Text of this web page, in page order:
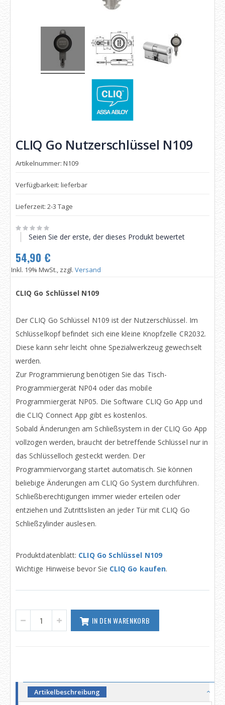
CLIQ Go Nutzerschlüssel N109
Artikelnummer: N109
Verfügbarkeit: lieferbar
Lieferzeit: 2-3 Tage
Seien Sie der erste, der dieses Produkt bewertet
54,90 €
Inkl. 19% MwSt., zzgl. Versand
CLIQ Go Schlüssel N109
Der CLIQ Go Schlüssel N109 ist der Nutzerschlüssel. Im
Schlüsselkopf befindet sich eine kleine Knopfzelle CR2032.
Diese kann sehr leicht ohne Spezialwerkzeug gewechselt
werden.
Zur Programmierung benötigen Sie das Tisch-
Programmiergerät NP04 oder das mobile
Programmiergerät NP05. Die Software CLIQ Go App und
die CLIQ Connect App gibt es kostenlos.
Sobald Änderungen am Schließsystem in der CLIQ Go App
vollzogen werden, braucht der betreffende Schlüssel nur in
das Schlüsselloch gesteckt werden. Der
Programmiervorgang startet automatisch. Sie können
beliebige Änderungen am CLIQ Go System durchführen.
Schließberechtigungen immer wieder erteilen oder
entziehen und Zutrittslisten an jeder Tür mit CLIQ Go
Schließzylinder auslesen.
Produktdatenblatt: CLIQ Go Schlüssel N109
Wichtige Hinweise bevor Sie CLIQ Go kaufen.
IN DEN WARENKORB
Artikelbeschreibung